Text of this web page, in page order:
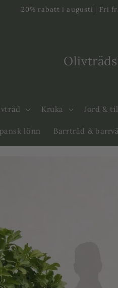
20% rabatt i augusti | Fri
Kruka Jord &
lönn Barrträd &